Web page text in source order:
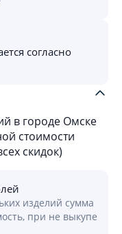
согласно
в городе Омске
стоимости
скидок)
изделий сумма
при не выкупе